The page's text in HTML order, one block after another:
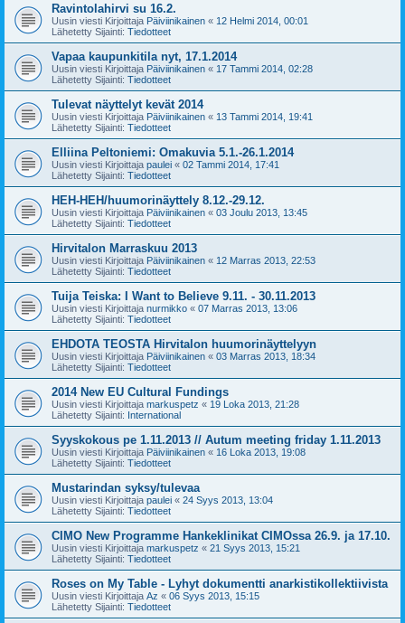
Ravintolahirvi su 16.2.
Uusin viesti Kirjoittaja Päiviinikainen « 12 Helmi 2014, 00:01
Lähetetty Sijainti: Tiedotteet
Vapaa kaupunkitila nyt, 17.1.2014
Uusin viesti Kirjoittaja Päiviinikainen « 17 Tammi 2014, 02:28
Lähetetty Sijainti: Tiedotteet
Tulevat näyttelyt kevät 2014
Uusin viesti Kirjoittaja Päiviinikainen « 13 Tammi 2014, 19:41
Lähetetty Sijainti: Tiedotteet
Elliina Peltoniemi: Omakuvia 5.1.-26.1.2014
Uusin viesti Kirjoittaja paulei « 02 Tammi 2014, 17:41
Lähetetty Sijainti: Tiedotteet
HEH-HEH/huumorinäyttely 8.12.-29.12.
Uusin viesti Kirjoittaja Päiviinikainen « 03 Joulu 2013, 13:45
Lähetetty Sijainti: Tiedotteet
Hirvitalon Marraskuu 2013
Uusin viesti Kirjoittaja Päiviinikainen « 12 Marras 2013, 22:53
Lähetetty Sijainti: Tiedotteet
Tuija Teiska: I Want to Believe 9.11. - 30.11.2013
Uusin viesti Kirjoittaja nurmikko « 07 Marras 2013, 13:06
Lähetetty Sijainti: Tiedotteet
EHDOTA TEOSTA Hirvitalon huumorinäyttelyyn
Uusin viesti Kirjoittaja Päiviinikainen « 03 Marras 2013, 18:34
Lähetetty Sijainti: Tiedotteet
2014 New EU Cultural Fundings
Uusin viesti Kirjoittaja markuspetz « 19 Loka 2013, 21:28
Lähetetty Sijainti: International
Syyskokous pe 1.11.2013 // Autum meeting friday 1.11.2013
Uusin viesti Kirjoittaja Päiviinikainen « 16 Loka 2013, 19:08
Lähetetty Sijainti: Tiedotteet
Mustarindan syksy/tulevaa
Uusin viesti Kirjoittaja paulei « 24 Syys 2013, 13:04
Lähetetty Sijainti: Tiedotteet
CIMO New Programme Hankeklinikat CIMOssa 26.9. ja 17.10.
Uusin viesti Kirjoittaja markuspetz « 21 Syys 2013, 15:21
Lähetetty Sijainti: Tiedotteet
Roses on My Table - Lyhyt dokumentti anarkistikollektiivista
Uusin viesti Kirjoittaja Az « 06 Syys 2013, 15:15
Lähetetty Sijainti: Tiedotteet